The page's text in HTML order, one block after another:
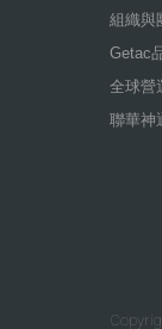
組織與
Getac
全球營
聯華神